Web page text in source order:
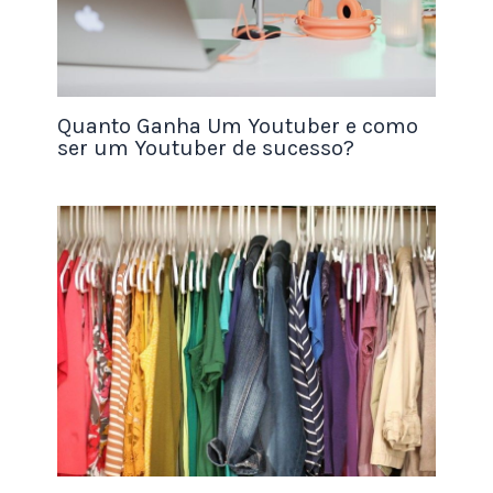
reserva de emergência, vamos mergulhar no
processo de cálculo.
Como Calcular o Valor da Reserva de Emergência
Quanto Ganha Um Youtuber e como
ser um Youtuber de sucesso?